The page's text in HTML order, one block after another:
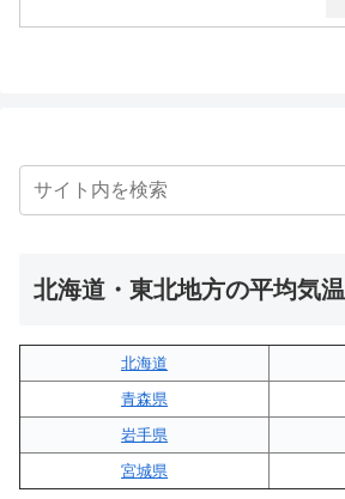
北海道・東北地方の平均気温
北海道
青森県
岩手県
宮城県